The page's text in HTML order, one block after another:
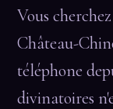
Vous
Château-
téléphone
divinatoires